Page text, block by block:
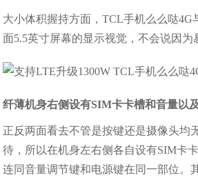
大小体积握持方面，TCL手机么么哒
面5.5英寸屏幕的显示视觉，不会说因
纤薄机身右侧设有SIM卡卡槽和音量以
正反两面看去不管是按键还是摄像头均
待，所以在机身左右侧各自设有SIM卡
连同音量调节键和电源键在同一部位。